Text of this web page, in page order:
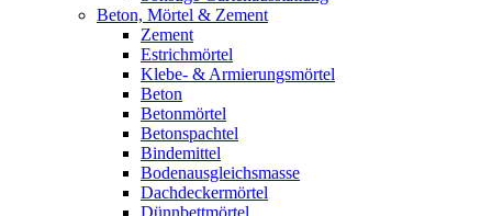
Beton, Mörtel & Zement
Zement
Estrichmörtel
Klebe- & Armierungsmörtel
Beton
Betonmörtel
Betonspachtel
Bindemittel
Bodenausgleichsmasse
Dachdeckermörtel
Dünnbettmörtel